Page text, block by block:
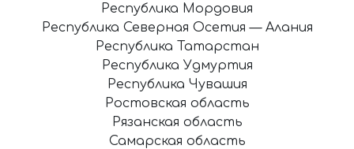
Республика Мордовия
Республика Северная Осетия — Алания
Республика Татарстан
Республика Удмуртия
Республика Чувашия
Ростовская область
Рязанская область
Самарская область